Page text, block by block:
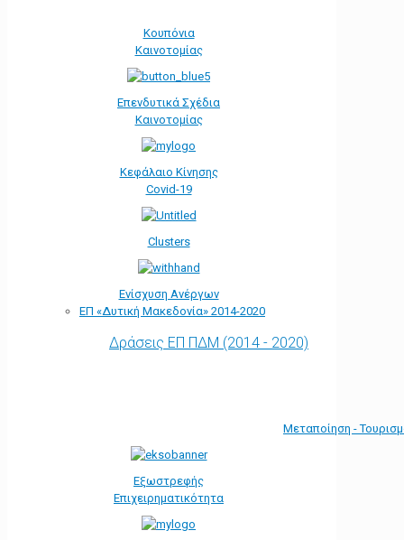
Κουπόνια
Καινοτομίας
Επενδυτικά Σχέδια
Καινοτομίας
Κεφάλαιο Κίνησης
Covid-19
Clusters
Ενίσχυση Ανέργων
ΕΠ «Δυτική Μακεδονία» 2014-2020
Δράσεις ΕΠ ΠΔΜ (2014 - 2020)
Μεταποίηση -
Εξωστρεφής
Επιχειρηματικότητα